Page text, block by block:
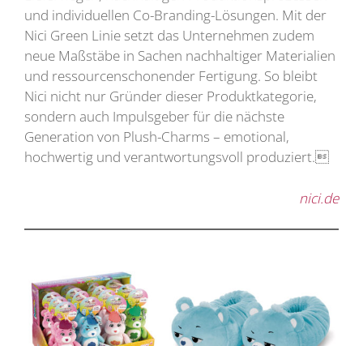
und individuellen Co-Branding-Lösungen. Mit der
Nici Green Linie setzt das Unternehmen zudem
neue Maßstäbe in Sachen nachhaltiger Materialien
und ressourcenschonender Fertigung. So bleibt
Nici nicht nur Gründer dieser Produktkategorie,
sondern auch Impulsgeber für die nächste
Generation von Plush-Charms – emotional,
hochwertig und verantwortungsvoll produziert.
nici.de